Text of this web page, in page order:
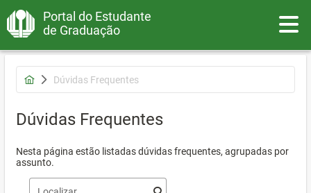
Portal do Estudante
de Graduação
Dúvidas Frequentes
Dúvidas Frequentes
Nesta página estão listadas dúvidas frequentes, agrupadas por
assunto.